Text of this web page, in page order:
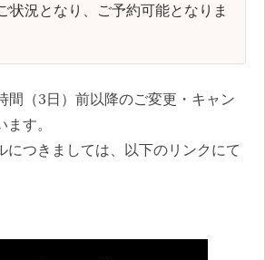
状況となり、ご予約可能となりま
間（3日）前以降のご変更・キャン
す。
につきましては、以下のリンクにて